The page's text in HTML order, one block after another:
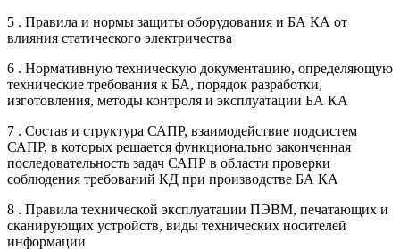
5 . Правила и нормы защиты оборудования и БА КА от
влияния статического электричества
6 . Нормативную техническую документацию, определяющую
технические требования к БА, порядок разработки,
изготовления, методы контроля и эксплуатации БА КА
7 . Состав и структура САПР, взаимодействие подсистем
САПР, в которых решается функционально законченная
последовательность задач САПР в области проверки
соблюдения требований КД при производстве БА КА
8 . Правила технической эксплуатации ПЭВМ, печатающих и
сканирующих устройств, виды технических носителей
информации